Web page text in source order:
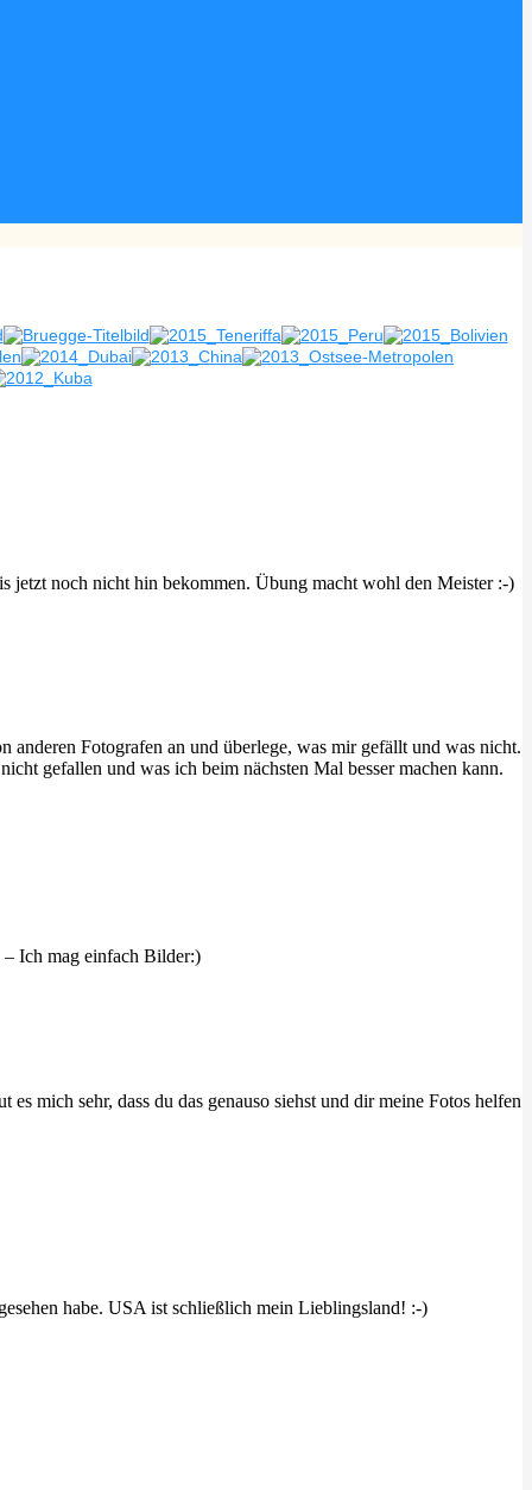
jetzt noch nicht hin bekommen. Übung macht wohl den Meister :-)
Fotografen an und überlege, was mir gefällt und was nicht.
gefallen und was ich beim nächsten Mal besser machen kann.
– Ich mag einfach Bilder:)
mich sehr, dass du das genauso siehst und dir meine Fotos helfen
habe. USA ist schließlich mein Lieblingsland! :-)